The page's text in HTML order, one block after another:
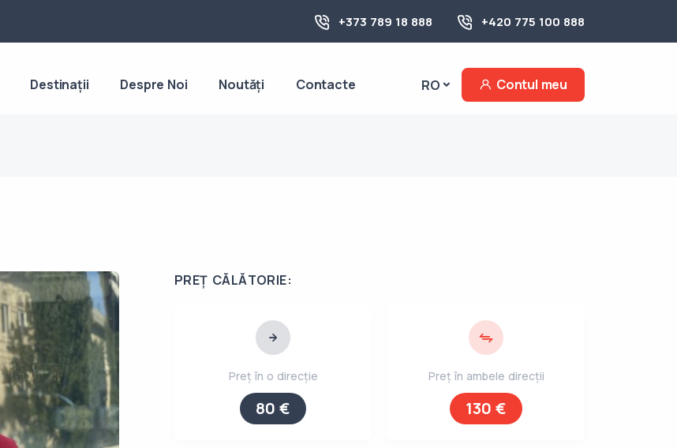
+373 789 18 888 +420 775 100 888
Destinații Despre Noi Noutăți Contacte RO Contul meu
PREȚ CĂLĂTORIE:
Preț în o direcție
80 €
Preț în ambele direcții
130 €